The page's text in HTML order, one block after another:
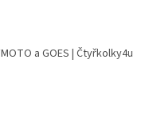
a GOES | Čtyřkolky4u